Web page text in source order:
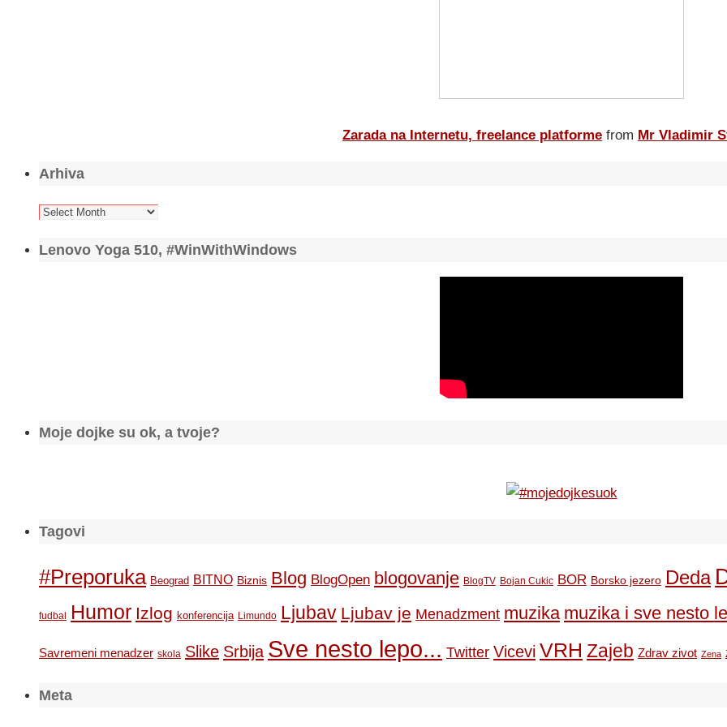
Zarada na Internetu, freelance platforme from Mr Vladimir
Arhiva
Arhiva
Lenovo Yoga 510, #WinWithWindows
Moje dojke su ok, a tvoje?
Tagovi
#Preporuka Beograd BITNO Biznis Blog BlogOpen blogovanje BlogTV Bojan Cukic BOR Borsko jezero Deda
fudbal Humor Izlog konferencija Limundo Ljubav Ljubav je Menadzment muzika muzika i sve nesto
Savremeni menadzer skola Slike Srbija Sve nesto lepo... Twitter Vicevi VRH Zajeb Zdrav zivot Zena
Meta